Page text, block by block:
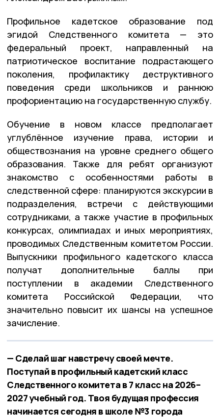
Профильное кадетское образование под
эгидой Следственного комитета — это
федеральный проект, направленный на
патриотическое воспитание подрастающего
поколения, профилактику деструктивного
поведения среди школьников и раннюю
профориентацию на государственную службу.
Обучение в новом классе предполагает
углублённое изучение права, истории и
обществознания на уровне среднего общего
образования. Также для ребят организуют
знакомство с особенностями работы в
следственной сфере: планируются экскурсии в
подразделения, встречи с действующими
сотрудниками, а также участие в профильных
конкурсах, олимпиадах и иных мероприятиях,
проводимых Следственным комитетом России.
Выпускники профильного кадетского класса
получат дополнительные баллы при
поступлении в академии Следственного
комитета Российской Федерации, что
значительно повысит их шансы на успешное
зачисление.
— Сделай шаг навстречу своей мечте.
Поступай в профильный кадетский класс
Следственного комитета в 7 класс на 2026–
2027 учебный год. Твоя будущая профессия
начинается сегодня в школе №3 города